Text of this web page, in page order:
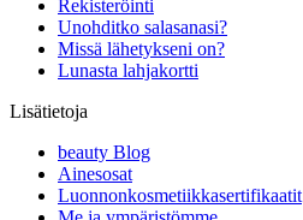
Rekisteröinti
Unohditko salasanasi?
Missä lähetykseni on?
Lunasta lahjakortti
Lisätietoja
beauty Blog
Ainesosat
Luonnonkosmetiikkasertifikaatit